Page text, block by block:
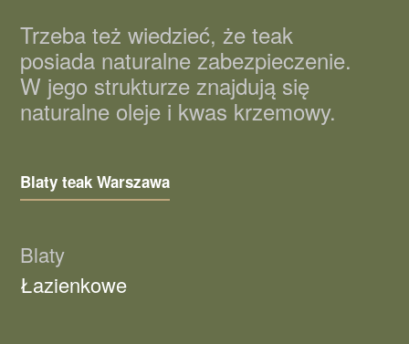
Trzeba też wiedzieć, że teak
posiada naturalne zabezpieczenie.
W jego strukturze znajdują się
naturalne oleje i kwas krzemowy.
Blaty teak Warszawa
Blaty
Łazienkowe